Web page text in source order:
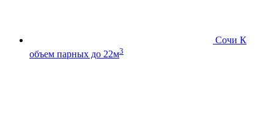
Сочи К
объем парных до 22м3